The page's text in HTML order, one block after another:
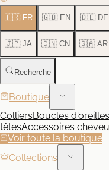
🇫🇷 FR 🇬🇧 EN 🇩🇪 DE
🇯🇵 JA 🇨🇳 CN 🇸🇦 AR
Recherche
Boutique
ColliersBoucles d'oreilles
têtesAccessoires
Voir toute la boutique
Collections